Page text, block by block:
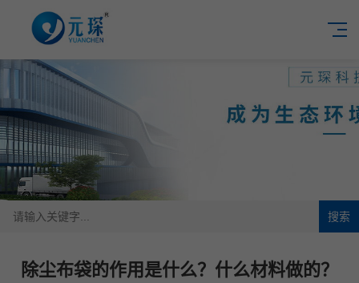
搜索
除尘布袋的作用是什么？什么材料做的？